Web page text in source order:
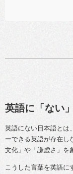
英語に「ない
英語にない日本語とは
ーできる英語が存在し
文化」や「謙虚さ」を
こうした言葉を英語に